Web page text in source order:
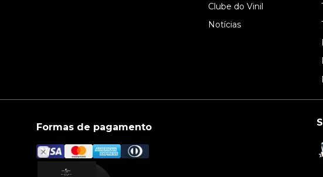
Clube do Vinil
Notícias
Formas de pagamento